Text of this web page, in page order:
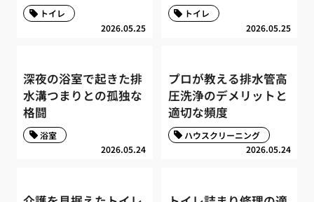
2026.05.25
トイレ
2026.05.25
トイレ
深夜の浴室で起きた排
水溝つまりとの孤独な
格闘
2026.05.24
浴室
プロが教える排水管高
圧洗浄のデメリットと
適切な頻度
2026.05.24
ハウスクリーニング